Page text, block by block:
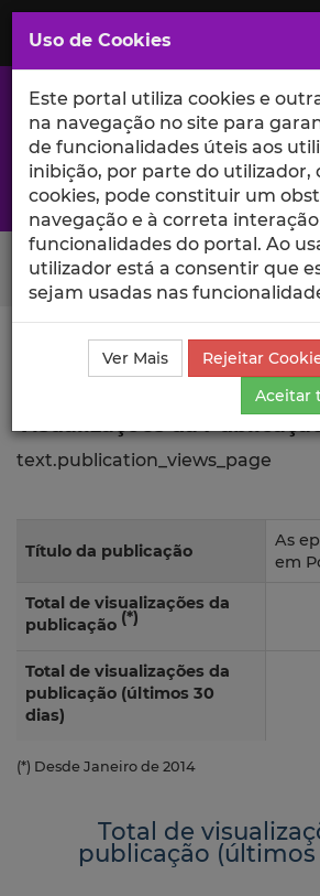
Saltar
para
Conteúdo
Principal
A excelência da investigação e
Search Button
Ciência_Iscte Publicações
Publicação
Visualizações
text.publication_views_page
Título da publicação
As
em
Total de visualizações da
publicação (*)
Total de visualizações da
publicação (últimos 30
dias)
(*) Desde Janeiro de 2014
Total de
publicação (últimos
Uso de Cookies
Este portal utiliza cookies e
na navegação no site para
de funcionalidades úteis aos
inibição, por parte do utilizador,
cookies, pode constituir um
navegação e à correta
funcionalidades do portal. Ao
utilizador está a consentir que
sejam usadas nas
Ver Mais
Rejeitar
Aceitar